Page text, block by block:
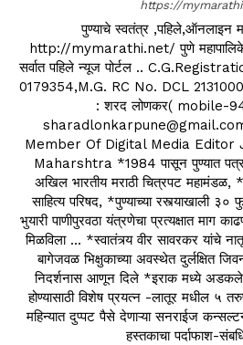
https://
पुण्याचे स्वतंत्र ,पहिले,ऑनलाइन
http://mymarathi.net/ पुणे
सर्वात पहिले न्यूज पोर्टल ..
0179354,M.G. RC No. DCL
: शरद लोणकर( mobile-
Member Of Digital Media Editor
Maharshtra *1984 पासून पुण्यात
अखिल भारतीय मराठी चित्रपट महामंडळ,
साहित्य परिषद, *पुण्याच्या रस्त्याखाली
भुयारी पाणीपुरवठा यंत्रणेचा प्रत्यक्षात माग
मिळविला ... *स्वातंत्र्य वीर सावरकर यांचे
बागेजवळ भिक्षुकाच्या अवस्थेत दुर्लक्षित
निदर्शनास आणून दिले *इराक मध्ये
होण्यासाठी विशेष प्रयत्न -लातूर मधील ५
महिन्यात दुप्पट पैसे देणाऱ्या सनराईज
हस्तकाचा पर्दाफाश-